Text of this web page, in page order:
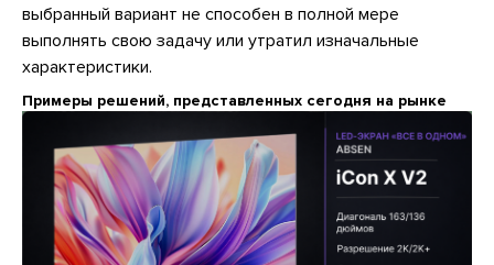
выбранный вариант не способен в полной мере
выполнять свою задачу или утратил изначальные
характеристики.
Примеры решений, представленных сегодня на рынке